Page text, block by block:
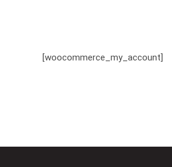
[woocommerce_my_account]